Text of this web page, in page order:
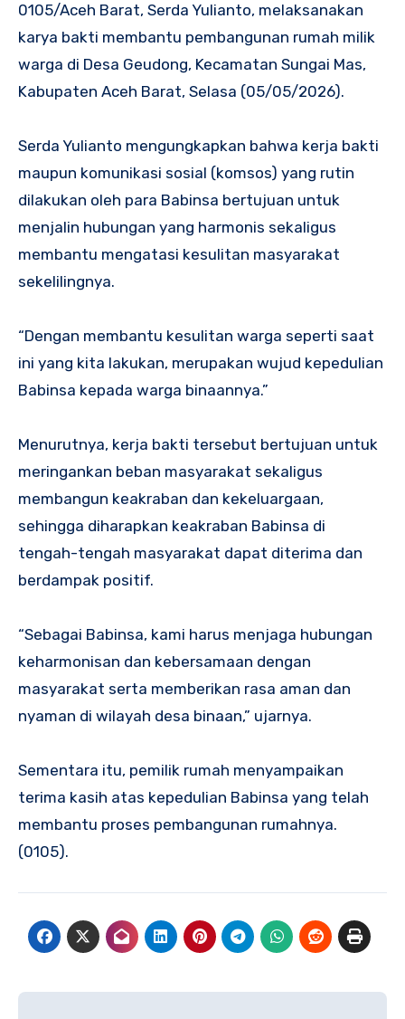
0105/Aceh Barat, Serda Yulianto, melaksanakan
karya bakti membantu pembangunan rumah milik
warga di Desa Geudong, Kecamatan Sungai Mas,
Kabupaten Aceh Barat, Selasa (05/05/2026).
Serda Yulianto mengungkapkan bahwa kerja bakti
maupun komunikasi sosial (komsos) yang rutin
dilakukan oleh para Babinsa bertujuan untuk
menjalin hubungan yang harmonis sekaligus
membantu mengatasi kesulitan masyarakat
sekelilingnya.
“Dengan membantu kesulitan warga seperti saat
ini yang kita lakukan, merupakan wujud kepedulian
Babinsa kepada warga binaannya.”
Menurutnya, kerja bakti tersebut bertujuan untuk
meringankan beban masyarakat sekaligus
membangun keakraban dan kekeluargaan,
sehingga diharapkan keakraban Babinsa di
tengah-tengah masyarakat dapat diterima dan
berdampak positif.
“Sebagai Babinsa, kami harus menjaga hubungan
keharmonisan dan kebersamaan dengan
masyarakat serta memberikan rasa aman dan
nyaman di wilayah desa binaan,” ujarnya.
Sementara itu, pemilik rumah menyampaikan
terima kasih atas kepedulian Babinsa yang telah
membantu proses pembangunan rumahnya.
(0105).